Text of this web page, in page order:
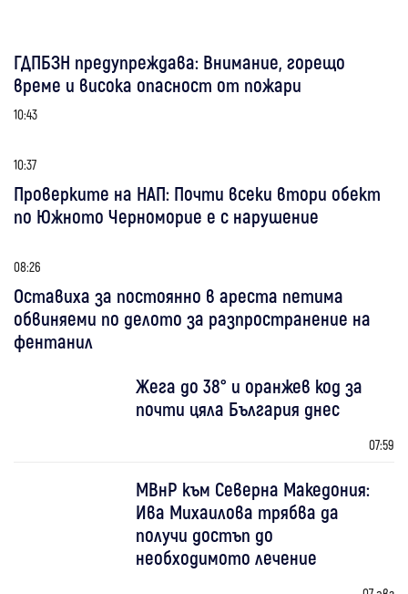
ГДПБЗН предупреждава: Внимание, горещо
време и висока опасност от пожари
10:43
10:37
Проверките на НАП: Почти всеки втори обект
по Южното Черноморие е с нарушение
08:26
Оставиха за постоянно в ареста петима
обвиняеми по делото за разпространение на
фентанил
Жега до 38° и оранжев код за
почти цяла България днес
07:59
МВнР към Северна Македония:
Ива Михаилова трябва да
получи достъп до
необходимото лечение